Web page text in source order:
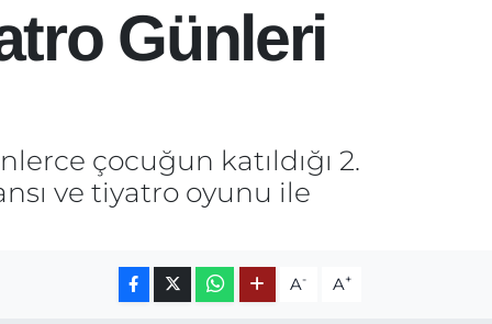
Günleri
çocuğun katıldığı 2.
ve tiyatro oyunu ile
A- A+